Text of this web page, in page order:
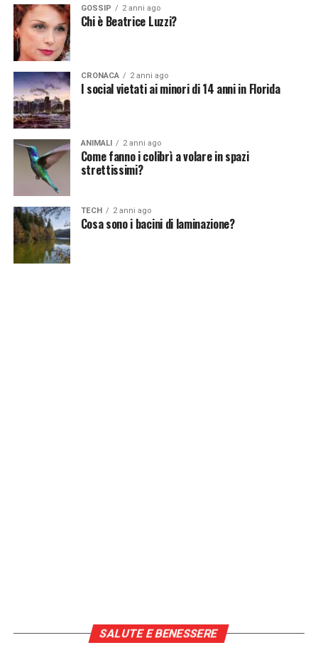
pipistrelli-3380678/]
Continua a leggere su atuttonotizie.it
Vuoi essere sempre aggiornato e ricevere le principali
notizie del giorno?
GOSSIP 2 anni ago
Chi è Beatrice Luzzi?
CRONACA 2 anni ago
I social vietati ai minori di 14 anni in Florida
ANIMALI 2 anni ago
Come fanno i colibrì a volare in spazi
strettissimi?
TECH 2 anni ago
Cosa sono i bacini di laminazione?
SALUTE E BENESSERE